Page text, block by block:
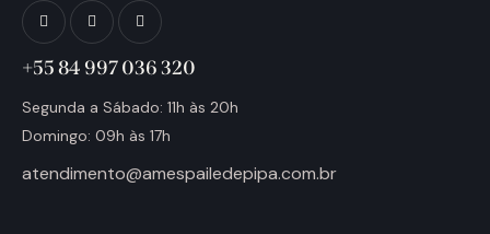
+55 84 997 036 320
Segunda a Sábado: 11h às 20h
Domingo: 09h às 17h
atendimento@amespailedepipa.com.br